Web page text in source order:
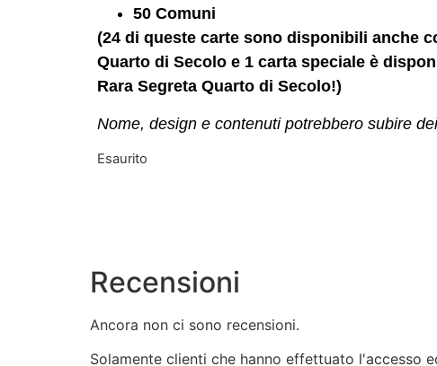
50 Comuni
(24 di queste carte sono disponibili anche
Quarto di Secolo e 1 carta speciale è
Rara Segreta Quarto di Secolo!)
Nome, design e contenuti potrebbero subire
Esaurito
Recensioni
Ancora non ci sono recensioni.
Solamente clienti che hanno effettuato l'accesso